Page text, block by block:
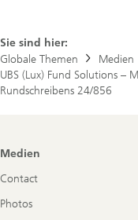
CSSF-
Rundschreibens
24/856
Sie sind hier:
Globale Themen
Medien
UBS (Lux) Fund Solutions –
Rundschreibens 24/856
Footer
Medien
Contact
Photos